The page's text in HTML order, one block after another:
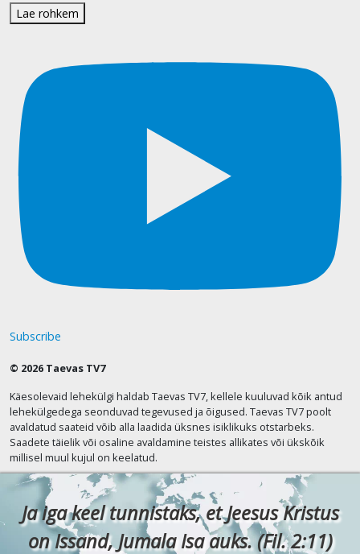
Lae rohkem
Subscribe
© 2026 Taevas TV7
Käesolevaid lehekülgi haldab Taevas TV7, kellele kuuluvad kõik antud
lehekülgedega seonduvad tegevused ja õigused. Taevas TV7 poolt
avaldatud saateid võib alla laadida üksnes isiklikuks otstarbeks.
Saadete täielik või osaline avaldamine teistes allikates või ükskõik
millisel muul kujul on keelatud.
Ja iga keel tunnistaks, et Jeesus Kristus
on Issand, Jumala Isa auks. (Fil. 2:11)